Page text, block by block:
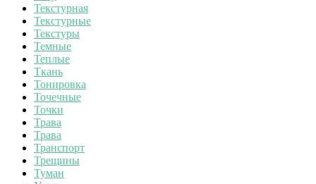
Текстурная
Текстурные
Текстуры
Темные
Теплые
Ткань
Тонировка
Точечные
Точки
Трава
Трава
Транспорт
Трещины
Туман